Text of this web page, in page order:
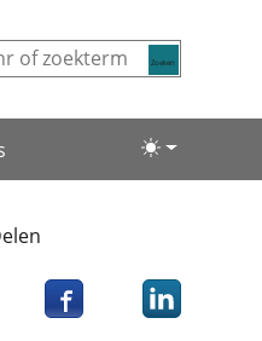
Lichte/
item op Bluesky
Deel dit item op
Deel dit